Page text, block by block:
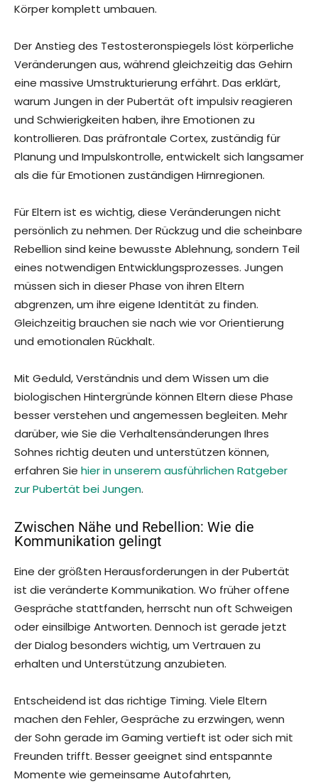
Körper komplett umbauen.
Der Anstieg des Testosteronspiegels löst körperliche
Veränderungen aus, während gleichzeitig das Gehirn
eine massive Umstrukturierung erfährt. Das erklärt,
warum Jungen in der Pubertät oft impulsiv reagieren
und Schwierigkeiten haben, ihre Emotionen zu
kontrollieren. Das präfrontale Cortex, zuständig für
Planung und Impulskontrolle, entwickelt sich langsamer
als die für Emotionen zuständigen Hirnregionen.
Für Eltern ist es wichtig, diese Veränderungen nicht
persönlich zu nehmen. Der Rückzug und die scheinbare
Rebellion sind keine bewusste Ablehnung, sondern Teil
eines notwendigen Entwicklungsprozesses. Jungen
müssen sich in dieser Phase von ihren Eltern
abgrenzen, um ihre eigene Identität zu finden.
Gleichzeitig brauchen sie nach wie vor Orientierung
und emotionalen Rückhalt.
Mit Geduld, Verständnis und dem Wissen um die
biologischen Hintergründe können Eltern diese Phase
besser verstehen und angemessen begleiten. Mehr
darüber, wie Sie die Verhaltensänderungen Ihres
Sohnes richtig deuten und unterstützen können,
erfahren Sie hier in unserem ausführlichen Ratgeber
zur Pubertät bei Jungen.
Zwischen Nähe und Rebellion: Wie die
Kommunikation gelingt
Eine der größten Herausforderungen in der Pubertät
ist die veränderte Kommunikation. Wo früher offene
Gespräche stattfanden, herrscht nun oft Schweigen
oder einsilbige Antworten. Dennoch ist gerade jetzt
der Dialog besonders wichtig, um Vertrauen zu
erhalten und Unterstützung anzubieten.
Entscheidend ist das richtige Timing. Viele Eltern
machen den Fehler, Gespräche zu erzwingen, wenn
der Sohn gerade im Gaming vertieft ist oder sich mit
Freunden trifft. Besser geeignet sind entspannte
Momente wie gemeinsame Autofahrten,